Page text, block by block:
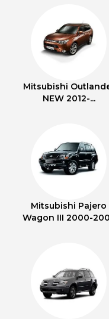
Mitsubishi
NEW 2012-...
Mitsubishi Pajero
Wagon III 2000-